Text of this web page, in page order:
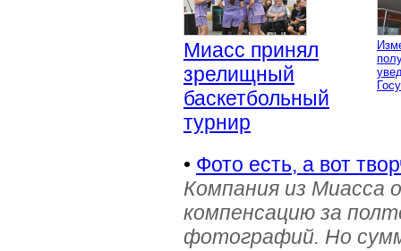
Миасс принял
зрелищный
баскетбольный
турнир
• Фото есть, а вот
Компания из Миасса
компенсацию за
фотографий. Но